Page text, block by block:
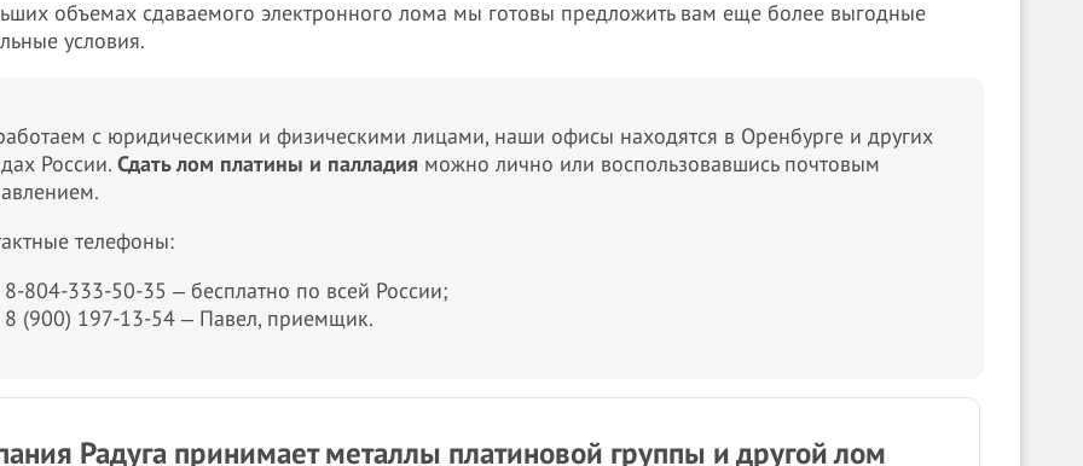
объемах сдаваемого электронного лома мы готовы предложить вам еще более выгодные
условия.
с юридическими и физическими лицами, наши офисы находятся в Оренбурге и других
России. Сдать лом платины и палладия можно лично или воспользовавшись почтовым
телефоны:
8-804-333-50-35 ‒ бесплатно по всей России;
8 (900) 197-13-54 ‒ Павел, приемщик.
Радуга принимает металлы платиновой группы и другой лом